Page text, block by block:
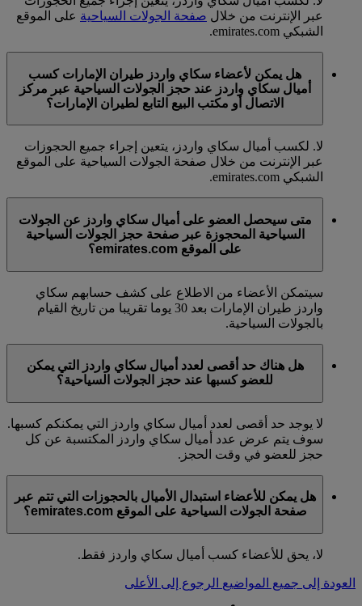
عبر الإنترنت من خلال صفحة الجولات السياحية على الموقع
الشبكي emirates.com.
هل يمكن لأعضاء سكاي واردز طيران الإمارات كسب
أميال سكاي واردز عند حجز الجولات السياحية عبر مركز
الاتصال أو مكتب البيع التابع لطيران الإمارات؟
لا. لكسب أميال سكاي واردز، يتعين إجراء جميع الحجوزات
عبر الإنترنت من خلال صفحة الجولات السياحية على الموقع
الشبكي emirates.com.
متى سيحصل العضو على أميال سكاي واردز عن الجولات
السياحية المحجوزة عبر صفحة حجز الجولات السياحية
على الموقع emirates.com؟
سيتمكن الأعضاء من الاطلاع على كشف حسابهم سكاي
واردز طيران الإمارات بعد 30 يوما تقريبا من تاريخ القيام
بالجولات السياحية.
هل هناك حد أقصى لعدد أميال سكاي واردز التي يمكن
للعضو كسبها عند حجز الجولات السياحية؟
لا يوجد حد أقصى لعدد أميال سكاي واردز التي يمكنكم كسبها.
سوف يتم عرض عدد أميال سكاي واردز المكتسبة عن كل
حجز للعضو في وقت الحجز.
هل يمكن للأعضاء استبدال الأميال بالحجوزات التي تتم عبر
صفحة الجولات السياحية على الموقع emirates.com؟
لا، يحق للأعضاء كسب أميال سكاي واردز فقط.
العودة إلى جميع المواضيع الرجوع إلى الأعلى